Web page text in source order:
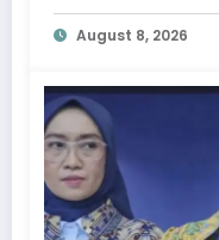
August 8, 2026